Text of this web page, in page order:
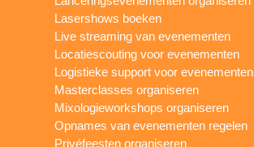
Lasershows boeken
Live streaming van evenementen
Locatiescouting voor evenementen
Logistieke support voor evenementen
Masterclasses organiseren
Mixologieworkshops organiseren
Opnames van evenementen regelen
Privéfeesten organiseren